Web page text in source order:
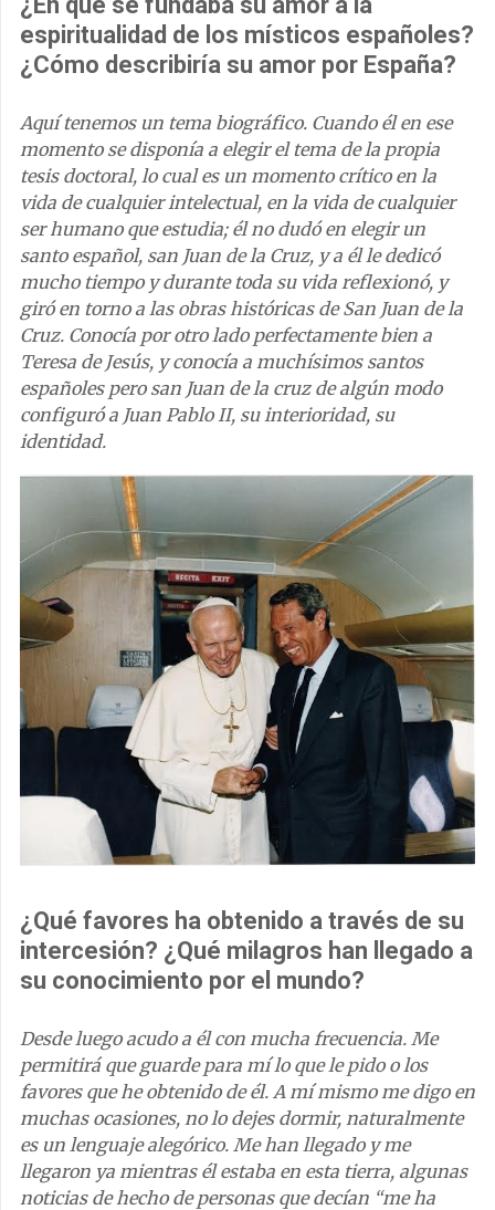
espiritualidad de los místicos españoles?
¿Cómo describiría su amor por España?
Aquí tenemos un tema biográfico. Cuando él en ese
momento se disponía a elegir el tema de la propia
tesis doctoral, lo cual es un momento crítico en la
vida de cualquier intelectual, en la vida de cualquier
ser humano que estudia; él no dudó en elegir un
santo español, san Juan de la Cruz, y a él le dedicó
mucho tiempo y durante toda su vida reflexionó, y
giró en torno a las obras históricas de San Juan de la
Cruz. Conocía por otro lado perfectamente bien a
Teresa de Jesús, y conocía a muchísimos santos
españoles pero san Juan de la cruz de algún modo
configuró a Juan Pablo II, su interioridad, su
identidad.
¿Qué favores ha obtenido a través de su
intercesión? ¿Qué milagros han llegado a
su conocimiento por el mundo?
Desde luego acudo a él con mucha frecuencia. Me
permitirá que guarde para mí lo que le pido o los
favores que he obtenido de él. A mí mismo me digo en
muchas ocasiones, no lo dejes dormir, naturalmente
es un lenguaje alegórico. Me han llegado y me
llegaron ya mientras él estaba en esta tierra, algunas
noticias de hecho de personas que decían “me ha